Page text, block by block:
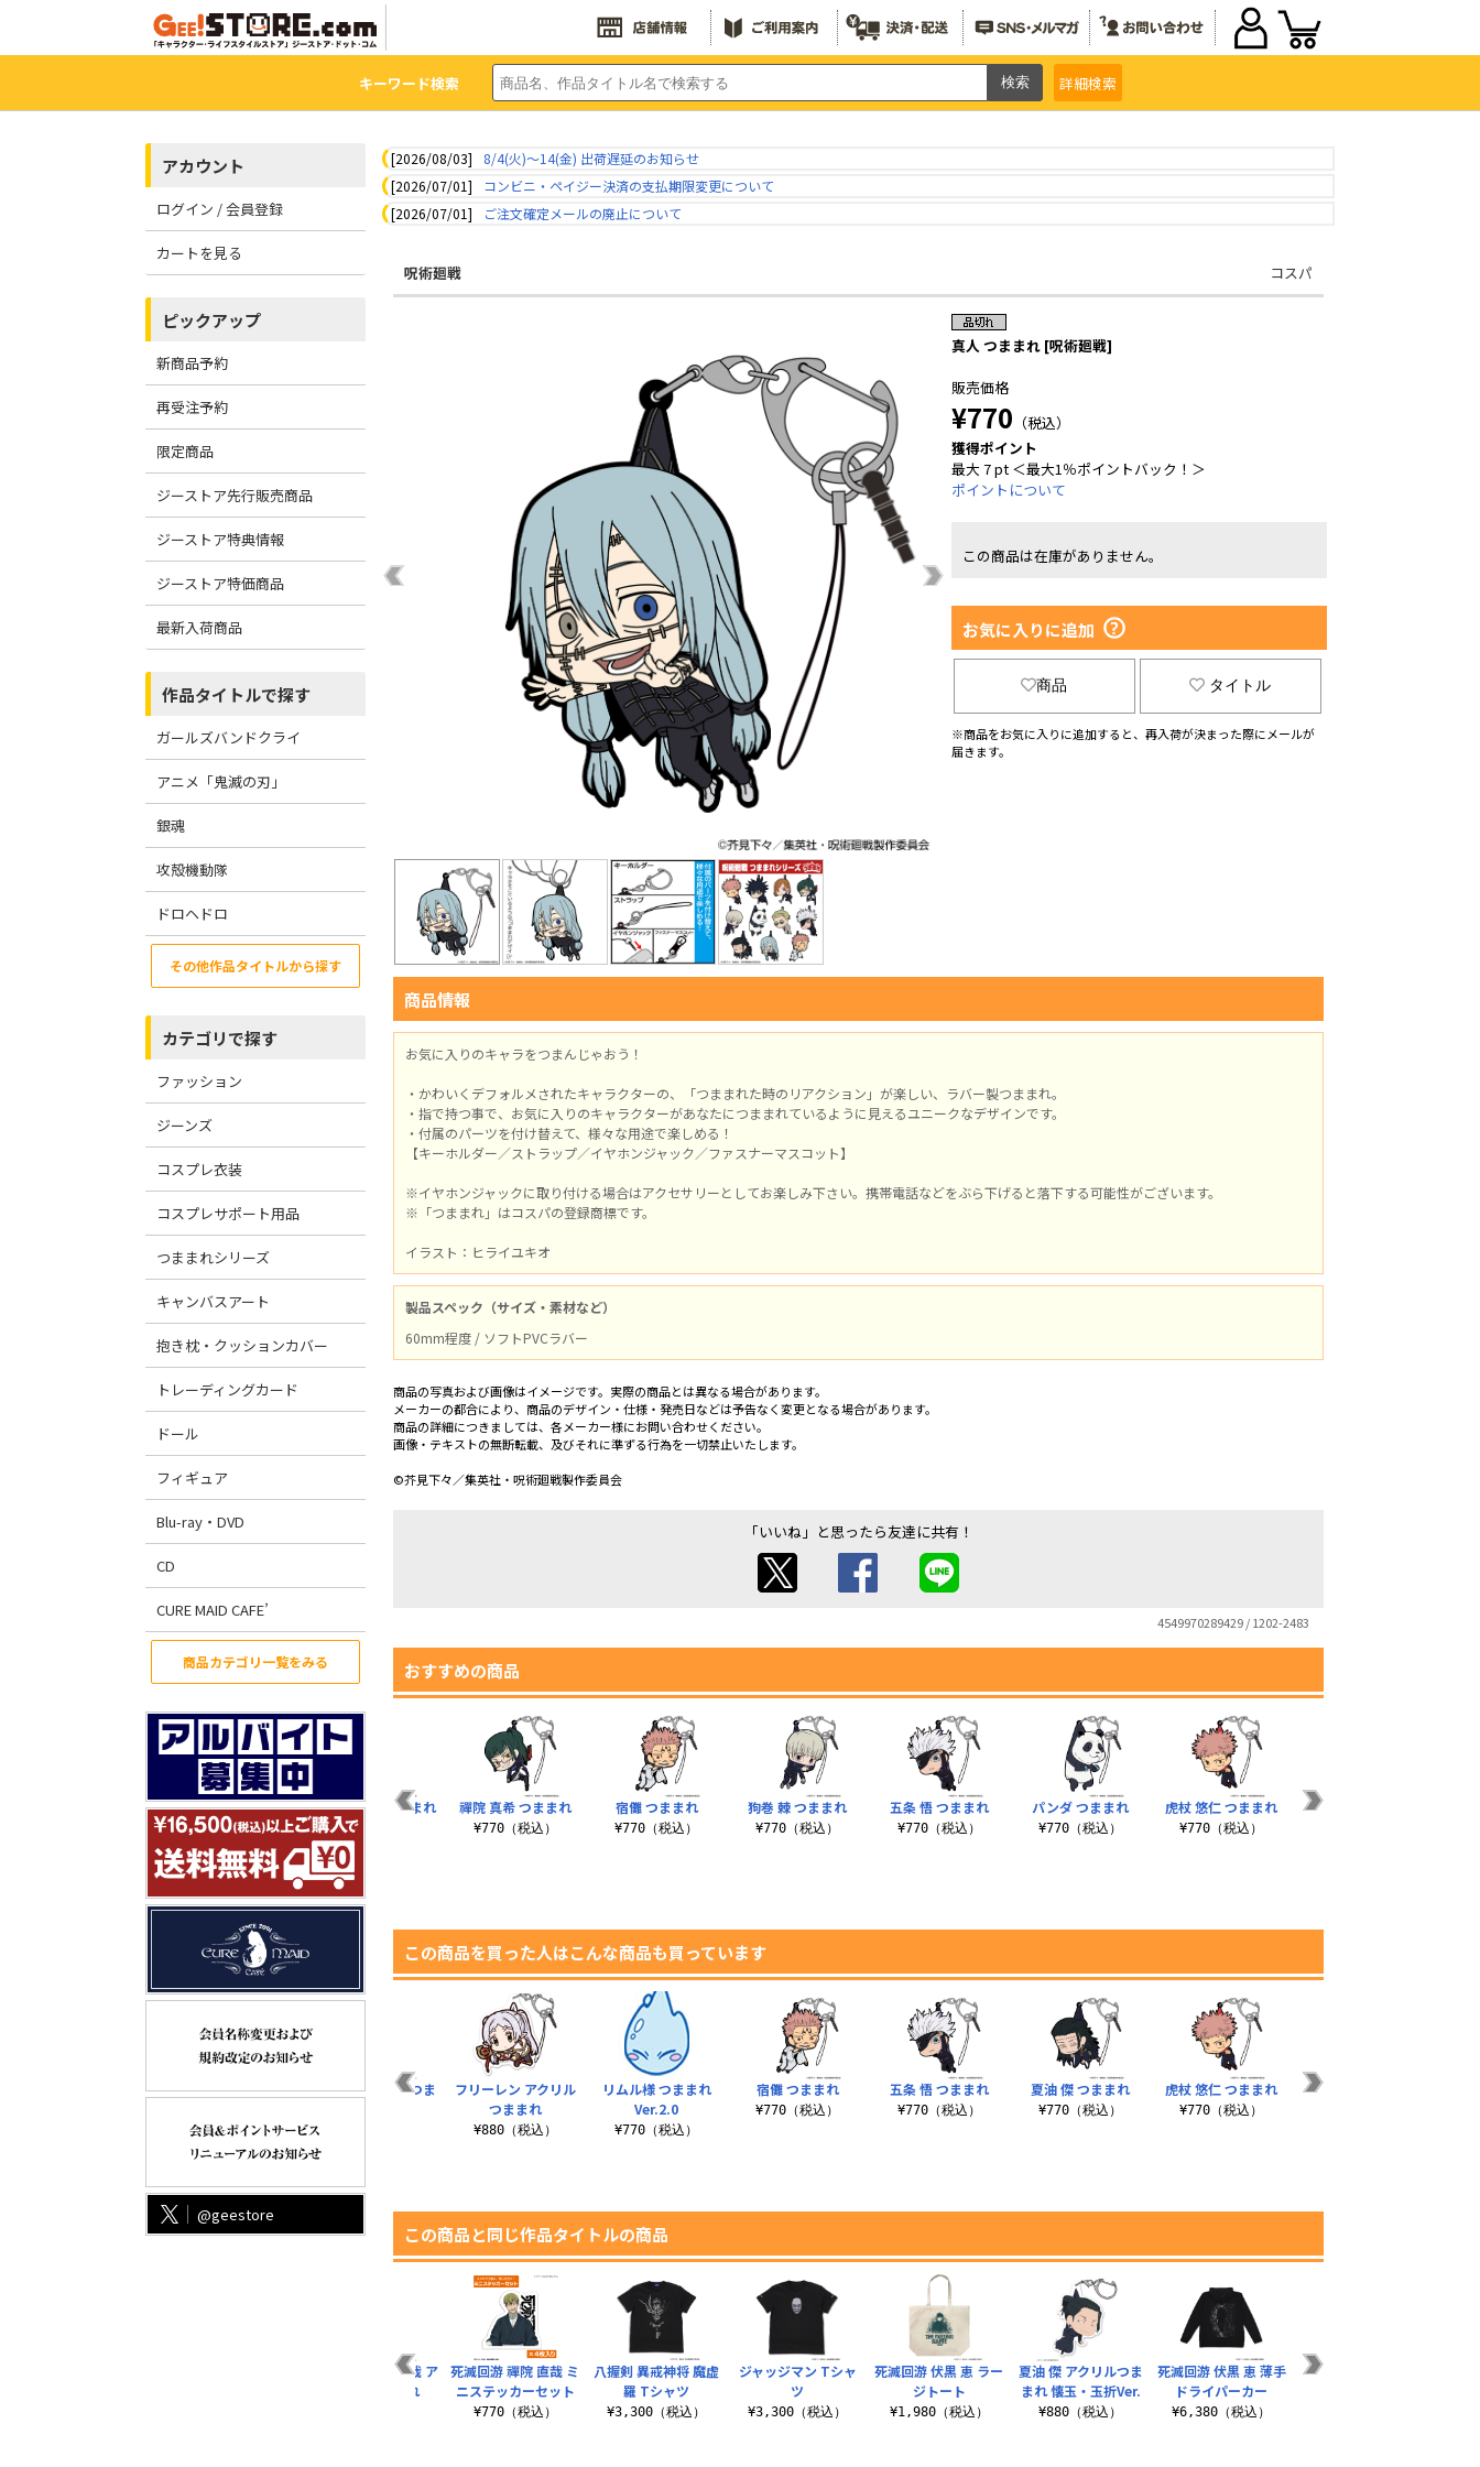
キーワード検索 詳細検索
アカウント
ログイン / 会員登録
カートを見る
ピックアップ
新商品予約
再受注予約
限定商品
ジーストア先行販売商品
ジーストア特典情報
ジーストア特価商品
最新入荷商品
作品タイトルで探す
ガールズバンドクライ
アニメ「鬼滅の刃」
銀魂
攻殻機動隊
ドロヘドロ
その他作品タイトルから探す
カテゴリで探す
ファッション
ジーンズ
コスプレ衣装
コスプレサポート用品
つままれシリーズ
キャンバスアート
抱き枕・クッションカバー
トレーディングカード
ドール
フィギュア
Blu-ray・DVD
CD
CURE MAID CAFE’
商品カテゴリ一覧をみる
@geestore
[2026/08/03]
8/4(火)～14(金) 出荷遅延のお知らせ
[2026/07/01]
コンビニ・ペイジー決済の支払期限変更について
[2026/07/01]
ご注文確定メールの廃止について
呪術廻戦 コスパ
真人 つままれ [呪術廻戦]
販売価格
¥770 （税込）
獲得ポイント
最大 7 pt ＜最大1％ポイントバック！＞
ポイントについて
この商品は在庫がありません。
お気に入りに追加
商品 タイトル
※商品をお気に入りに追加すると、再入荷が決まった際にメールが
届きます。
商品情報
お気に入りのキャラをつまんじゃおう！
・かわいくデフォルメされたキャラクターの、「つままれた時のリアクション」が楽しい、ラバー製つままれ。
・指で持つ事で、お気に入りのキャラクターがあなたにつままれているように見えるユニークなデザインです。
・付属のパーツを付け替えて、様々な用途で楽しめる！
【キーホルダー／ストラップ／イヤホンジャック／ファスナーマスコット】
※イヤホンジャックに取り付ける場合はアクセサリーとしてお楽しみ下さい。携帯電話などをぶら下げると落下する可能性がございます。
※「つままれ」はコスパの登録商標です。
イラスト：ヒライユキオ
製品スペック（サイズ・素材など）
60mm程度 / ソフトPVCラバー
商品の写真および画像はイメージです。実際の商品とは異なる場合があります。
メーカーの都合により、商品のデザイン・仕様・発売日などは予告なく変更となる場合があります。
商品の詳細につきましては、各メーカー様にお問い合わせください。
画像・テキストの無断転載、及びそれに準ずる行為を一切禁止いたします。
©芥見下々／集英社・呪術廻戦製作委員会
「いいね」と思ったら友達に共有！
4549970289429 / 1202-2483
おすすめの商品
狗巻 棘 つままれ
¥770（税込）
五条 悟 つままれ
¥770（税込）
パンダ つままれ
¥770（税込）
虎杖 悠仁 つままれ
¥770（税込）
七海 建人 つままれ
夏油 傑 つままれ
¥770（税込）
釘崎 野薔薇 つままれ
¥770（税込）
禪院 真希 つままれ
¥770（税込）
宿儺 つままれ
¥770（税込）
この商品を買った人はこんな商品も買っています
宿儺 つままれ
¥770（税込）
五条 悟 つままれ
¥770（税込）
夏油 傑 つままれ
¥770（税込）
虎杖 悠仁 つままれ
¥770（税込）
伏黒 恵 つままれ
花御 アクリルつまま
禪院 真希 つままれ
五条 悟 アクリルつま
フリーレン アクリル
つままれ
¥880（税込）
リムル様 つままれ
Ver.2.0
¥770（税込）
この商品と同じ作品タイトルの商品
ジャッジマン Tシャ
ツ
¥3,300（税込）
死滅回游 伏黒 恵 ラー
ジトート
¥1,980（税込）
夏油 傑 アクリルつま
まれ 懐玉・玉折Ver.
¥880（税込）
死滅回游 伏黒 恵 薄手
ドライパーカー
¥6,380（税込）
獄門疆 Tシャツ
死滅回游 禪院 直哉 ア
クリルつままれ
死滅回游 禪院 直哉 ミ
ニステッカーセット
¥770（税込）
八握剣 異戒神将 魔虚
羅 Tシャツ
¥3,300（税込）